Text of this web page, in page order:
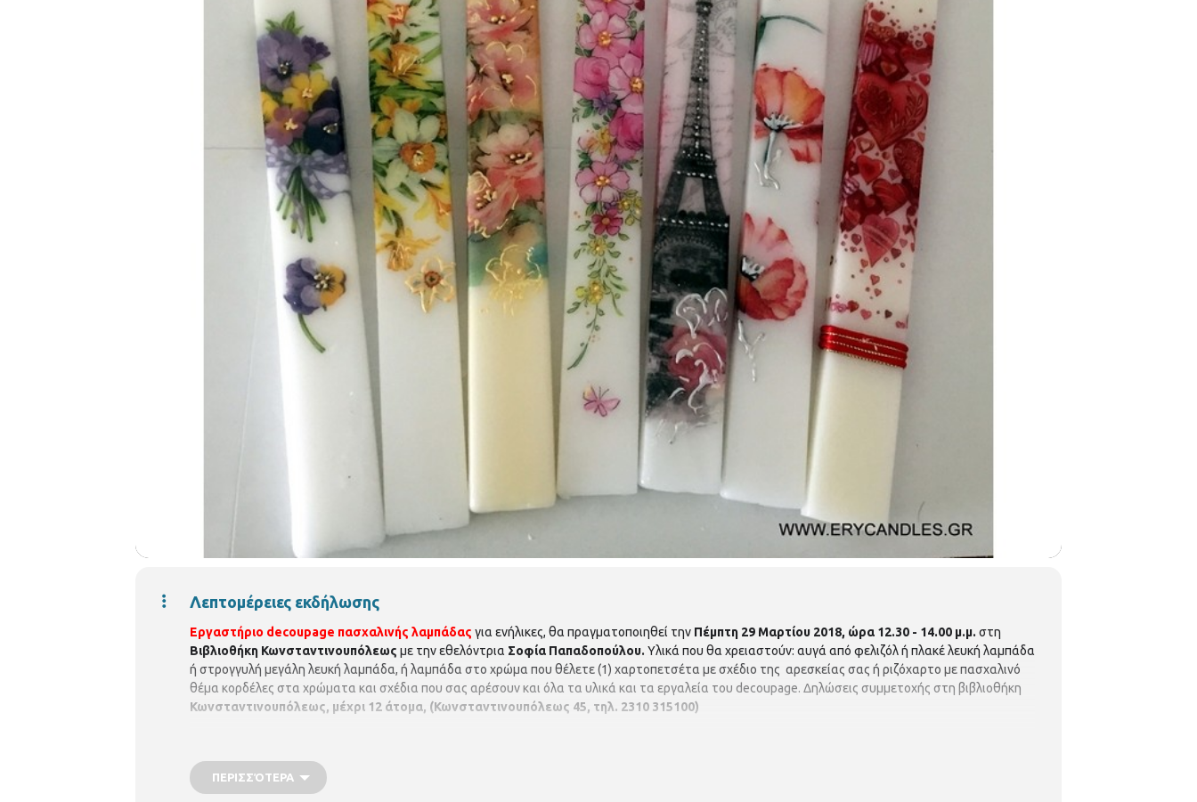
Λεπτομέρειες εκδήλωσης
Εργαστήριο decoupage πασχαλινής λαμπάδας για ενήλικες, θα πραγματοποιηθεί την Πέμπτη 29 Μαρτίου 2018, ώρα 12.30 - 14.00 μ.μ. στη
Βιβλιοθήκη Κωνσταντινουπόλεως με την εθελόντρια Σοφία Παπαδοπούλου. Υλικά που θα χρειαστούν: αυγά από φελιζόλ ή πλακέ λευκή λαμπάδα
ή στρογγυλή μεγάλη λευκή λαμπάδα, ή λαμπάδα στο χρώμα που θέλετε (1) χαρτοπετσέτα με σχέδιο της αρεσκείας σας ή ριζόχαρτο με πασχαλινό
θέμα κορδέλες στα χρώματα και σχέδια που σας αρέσουν και όλα τα υλικά και τα εργαλεία του decoupage. Δηλώσεις συμμετοχής στη βιβλιοθήκη
Κωνσταντινουπόλεως, μέχρι 12 άτομα, (Κωνσταντινουπόλεως 45, τηλ. 2310 315100)
ΠΕΡΙΣΣΌΤΕΡΑ